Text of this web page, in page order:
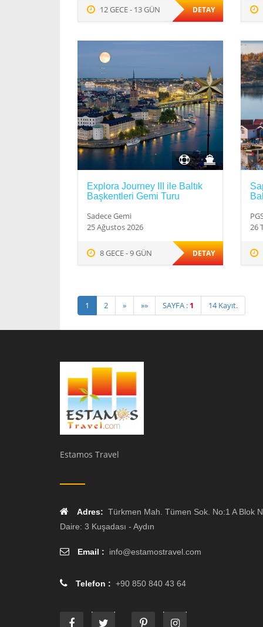
12 GECE - 13 GÜN DETAY
Explora Journey III ile Baltık
Başkentleri Gemi Turu
Sadece Gemi
25 Ağustos 2026
8 GECE - 9 GÜN DETAY
26
1 2 » »» SAYFA : 1 14 Kayıt.
Estamos Travel
Adres: Türkmen Mah. Tümen Sok. No:1 A Blok
Daire: 3 Kuşadası - Aydın
Email : info@estamostravel.com
Telefon : +90 850 840 43 64